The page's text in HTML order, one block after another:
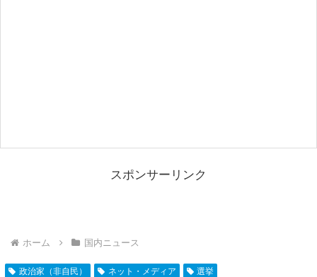
スポンサーリンク
ホーム 国内ニュース
政治家（非自民） ネット・メディア 選挙